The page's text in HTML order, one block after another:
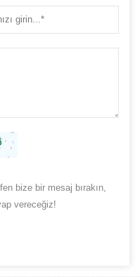
bize bir mesaj bırakın,
vereceğiz!